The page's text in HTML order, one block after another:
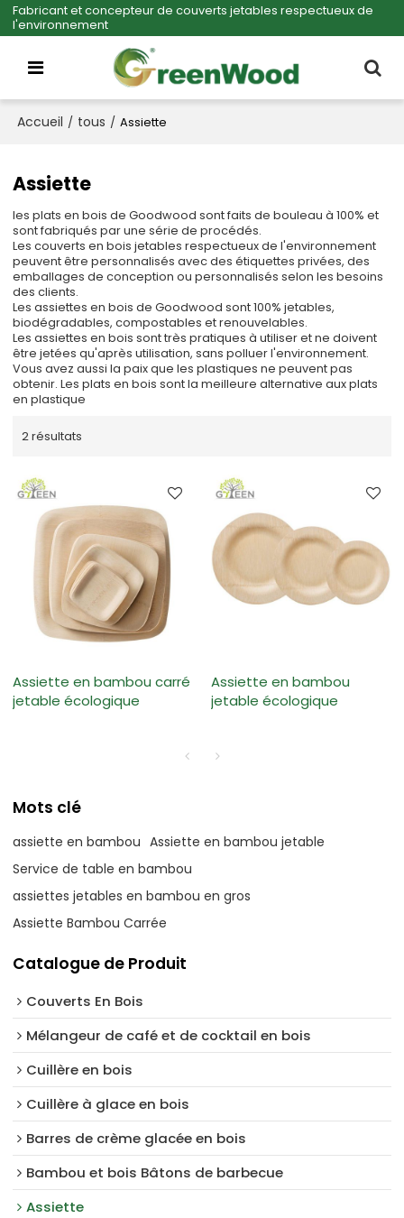
Fabricant et concepteur de couverts jetables respectueux de
l'environnement
Accueil / tous / Assiette
Assiette
les plats en bois de Goodwood sont faits de bouleau à 100% et
sont fabriqués par une série de procédés.
Les couverts en bois jetables respectueux de l'environnement
peuvent être personnalisés avec des étiquettes privées, des
emballages de conception ou personnalisés selon les besoins
des clients.
Les assiettes en bois de Goodwood sont 100% jetables,
biodégradables, compostables et renouvelables.
Les assiettes en bois sont très pratiques à utiliser et ne doivent
être jetées qu'après utilisation, sans polluer l'environnement.
Vous avez aussi la paix que les plastiques ne peuvent pas
obtenir. Les plats en bois sont la meilleure alternative aux plats
en plastique
2 résultats
Assiette en bambou carré
jetable écologique
Assiette en bambou
jetable écologique
Mots clé
assiette en bambou Assiette en bambou jetable
Service de table en bambou
assiettes jetables en bambou en gros
Assiette Bambou Carrée
Catalogue de Produit
Couverts En Bois
Mélangeur de café et de cocktail en bois
Cuillère en bois
Cuillère à glace en bois
Barres de crème glacée en bois
Bambou et bois Bâtons de barbecue
Assiette